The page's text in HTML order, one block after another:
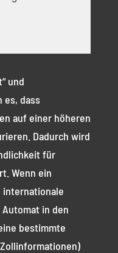
und
es, dass
auf einer höheren
Dadurch wird
für
Wenn ein
internationale
in den
bestimmte